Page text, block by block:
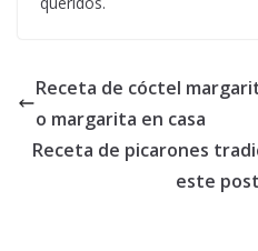
Receta de cóctel
o margarita en casa
Receta de picarones
este